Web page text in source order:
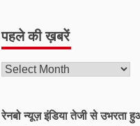
पहले की ख़बरें
रेनबो न्यूज़ इंडिया तेजी से उभरता